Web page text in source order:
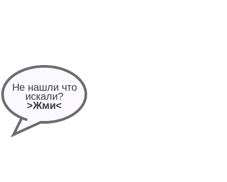
Не нашли что
искали?
>Жми<